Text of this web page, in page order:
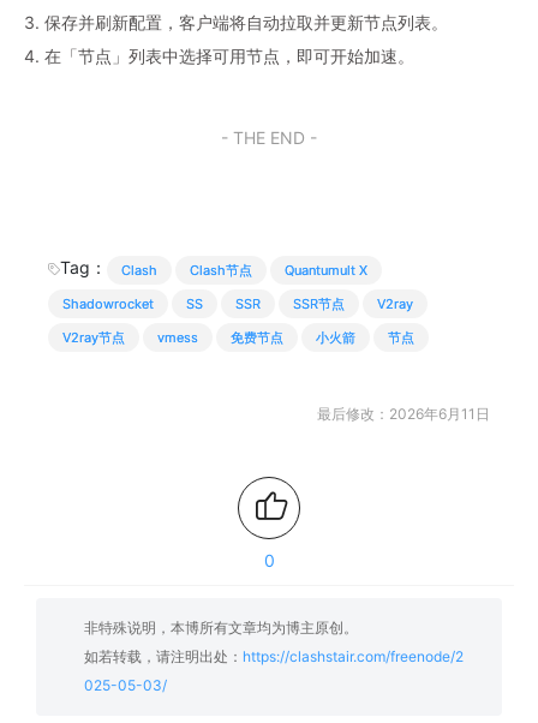
3. 保存并刷新配置，客户端将自动拉取并更新节点列表。
4. 在「节点」列表中选择可用节点，即可开始加速。
- THE END -
Tag： Clash Clash节点
Quantumult X
Shadowrocket
SS SSR SSR节点
V2ray
V2ray节点
vmess 免费节点 小火箭 节点
最后修改：2026年6月11日
0
非特殊说明，本博所有文章均为博主原创。
如若转载，请注明出处： https://clashstair.com/freenode/2
025-05-03/